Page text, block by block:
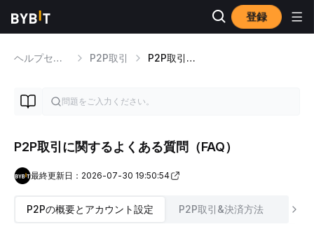
登録
ヘルプセンター P2P取引 P2P取引のヒント
P2P取引に関するよくある質問（FAQ）
最終更新日：2026-07-30 19:50:54
P2Pの概要とアカウント設定 P2P取引&決済方法 P2P